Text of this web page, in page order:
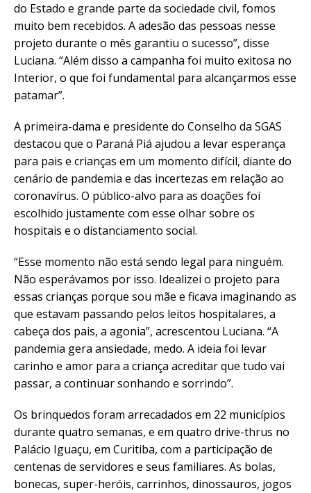
do Estado e grande parte da sociedade civil, fomos
muito bem recebidos. A adesão das pessoas nesse
projeto durante o mês garantiu o sucesso”, disse
Luciana. “Além disso a campanha foi muito exitosa no
Interior, o que foi fundamental para alcançarmos esse
patamar”.
A primeira-dama e presidente do Conselho da SGAS
destacou que o Paraná Piá ajudou a levar esperança
para pais e crianças em um momento difícil, diante do
cenário de pandemia e das incertezas em relação ao
coronavírus. O público-alvo para as doações foi
escolhido justamente com esse olhar sobre os
hospitais e o distanciamento social.
“Esse momento não está sendo legal para ninguém.
Não esperávamos por isso. Idealizei o projeto para
essas crianças porque sou mãe e ficava imaginando as
que estavam passando pelos leitos hospitalares, a
cabeça dos pais, a agonia”, acrescentou Luciana. “A
pandemia gera ansiedade, medo. A ideia foi levar
carinho e amor para a criança acreditar que tudo vai
passar, a continuar sonhando e sorrindo”.
Os brinquedos foram arrecadados em 22 municípios
durante quatro semanas, e em quatro drive-thrus no
Palácio Iguaçu, em Curitiba, com a participação de
centenas de servidores e seus familiares. As bolas,
bonecas, super-heróis, carrinhos, dinossauros, jogos